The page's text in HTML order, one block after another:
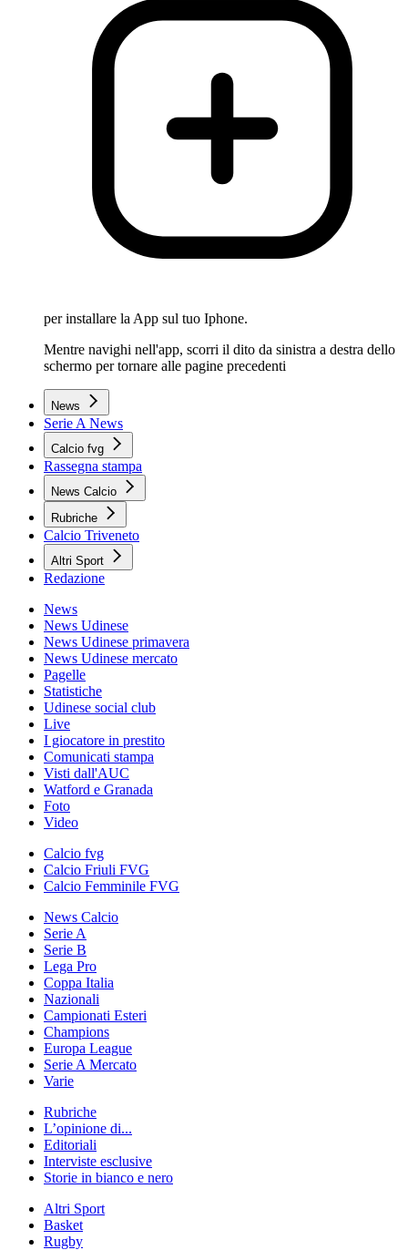
per installare la App sul tuo Iphone.
Mentre navighi nell'app, scorri il dito da sinistra a destra dello
schermo per tornare alle pagine precedenti
News
Serie A News
Calcio fvg
Rassegna stampa
News Calcio
Rubriche
Calcio Triveneto
Altri Sport
Redazione
News
News Udinese
News Udinese primavera
News Udinese mercato
Pagelle
Statistiche
Udinese social club
Live
I giocatore in prestito
Comunicati stampa
Visti dall'AUC
Watford e Granada
Foto
Video
Calcio fvg
Calcio Friuli FVG
Calcio Femminile FVG
News Calcio
Serie A
Serie B
Lega Pro
Coppa Italia
Nazionali
Campionati Esteri
Champions
Europa League
Serie A Mercato
Varie
Rubriche
L’opinione di...
Editoriali
Interviste esclusive
Storie in bianco e nero
Altri Sport
Basket
Rugby